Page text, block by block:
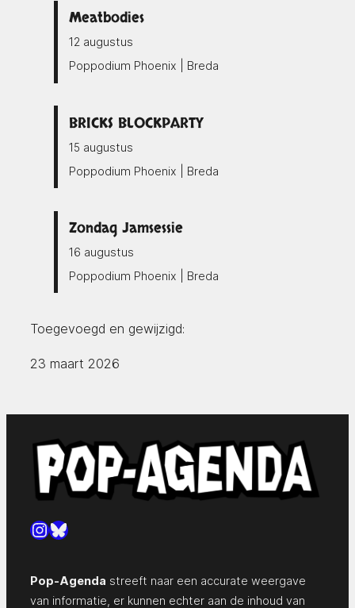
Meatbodies
12 augustus
Poppodium Phoenix | Breda
BRICKS BLOCKPARTY
15 augustus
Poppodium Phoenix | Breda
Zondag Jamsessie
16 augustus
Poppodium Phoenix | Breda
Toegevoegd en gewijzigd:
23 maart 2026
Instagram
Bluesky
Pop-Agenda streeft naar een accurate weergave
van informatie, er kunnen echter aan de inhoud van